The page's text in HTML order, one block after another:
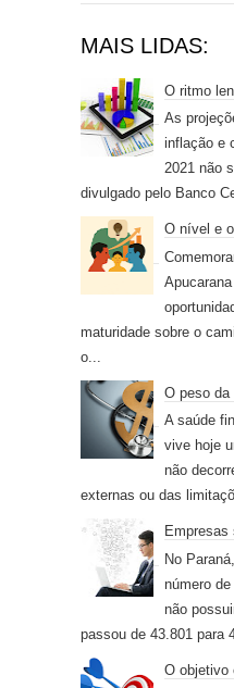
MAIS LIDAS:
O ritmo
As
inflação e
2021 não
divulgado pelo Banco
O nível e
maturidade sobre o
o...
O peso da
A saúde
vive hoje
não
externas ou das
Empresas
No
número
não
passou de 43.801 para
O objetivo